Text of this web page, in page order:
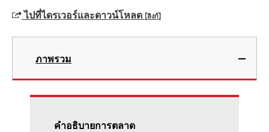
new
tab
ไปที่ไดรเวอร์และดาวน์โหลด [ลิงก์]
opens
new
ภาพรวม
คําอธิบายการตลาด